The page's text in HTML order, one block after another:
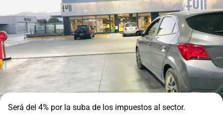
Será del 4% por la suba de los impuestos al sector.